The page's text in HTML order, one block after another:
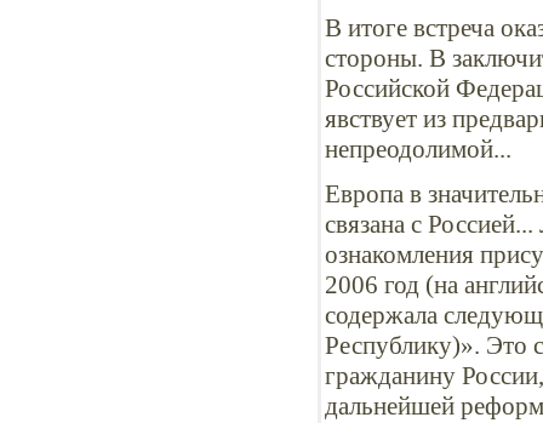
В итоге встреча
стороны. В
Российской
явствует из
непреодолимой...
Европа в
связана с
ознакомления
2006 год (на
содержала
Республику)». Это
гражданину
дальнейшей